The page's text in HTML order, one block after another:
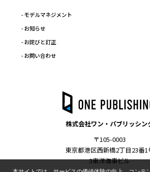
- モデルマネジメント
- お知らせ
- お詫びと訂正
- お問い合わせ
株式会社ワン・パブリッシン
〒105-0003
東京都港区西新橋2丁目23番1
3東洋海事ビル